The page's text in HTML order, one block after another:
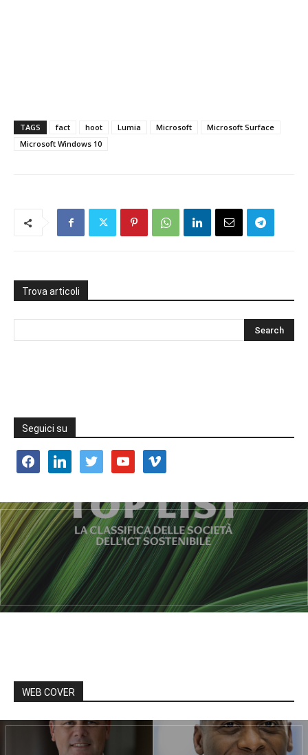
TAGS fact hoot Lumia Microsoft
Microsoft Surface
Microsoft Windows 10
Trova articoli
Seguici su
facebooklinkedin twitter youtube vimeo
WEB COVER